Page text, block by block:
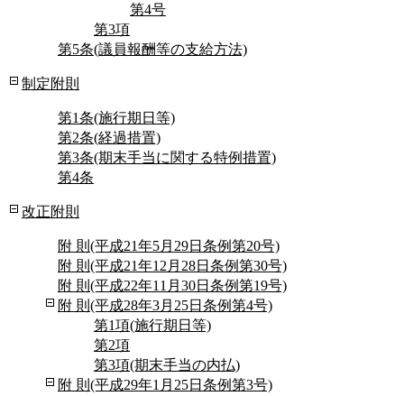
第4号
第3項
第5条(議員報酬等の支給方法)
制定附則
第1条(施行期日等)
第2条(経過措置)
第3条(期末手当に関する特例措置)
第4条
改正附則
附 則(平成21年5月29日条例第20号)
附 則(平成21年12月28日条例第30号)
附 則(平成22年11月30日条例第19号)
附 則(平成28年3月25日条例第4号)
第1項(施行期日等)
第2項
第3項(期末手当の内払)
附 則(平成29年1月25日条例第3号)